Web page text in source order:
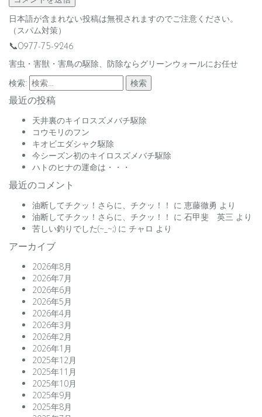
日本語が含まれない投稿は無視されますのでご注意ください。
（スパム対策）
📞0977-75-9246
害虫・害獣・害鳥の駆除、防除ならグリーンウォールにお任せ
検索:
最近の投稿
天井裏のキイロスズメバチ駆除
コウモリのフン
キオビエダシャク駆除
今シーズン初のキイロスズメバチ駆除
ハトのヒナの運命は・・・
最近のコメント
油断してチクッ！さらに、チクッ！！ に 恵藤徹勇 より
油断してチクッ！さらに、チクッ！！ に 石甲斐 英三 より
苦しい釣りでした(~_~;) に チャロ より
アーカイブ
2026年8月
2026年7月
2026年6月
2026年5月
2026年4月
2026年3月
2026年2月
2026年1月
2025年12月
2025年11月
2025年10月
2025年9月
2025年8月